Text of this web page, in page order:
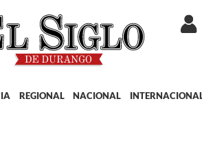
REGIONAL NACIONAL INTERNACIONAL